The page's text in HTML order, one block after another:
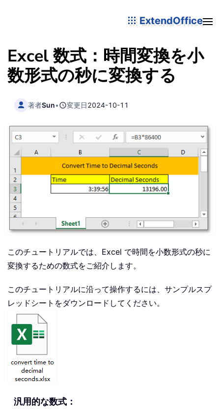
ExtendOffice
Excel 数式：時間変換を小
数形式の秒に変換する
著者Sun• 変更日2024-10-11
このチュートリアルでは、Excel で時間を小数形式の秒に
変換するための数式をご紹介します。
このチュートリアルに沿って操作するには、サンプルスプ
レッドシートをダウンロードしてください。
汎用的な数式：